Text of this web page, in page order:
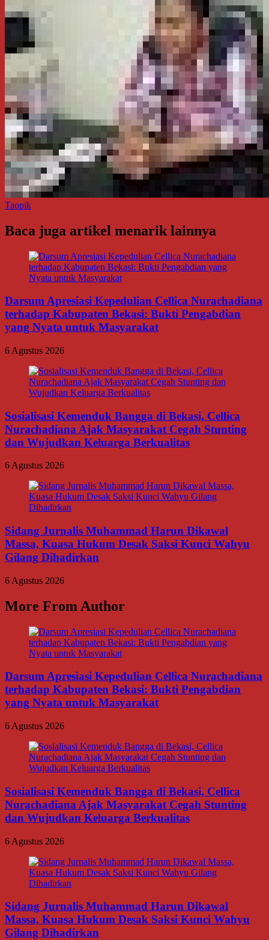
Taopik
Baca juga artikel menarik lainnya
Darsum Apresiasi Kepedulian Cellica Nurachadiana
terhadap Kabupaten Bekasi: Bukti Pengabdian
yang Nyata untuk Masyarakat
6 Agustus 2026
Sosialisasi Kemenduk Bangga di Bekasi, Cellica
Nurachadiana Ajak Masyarakat Cegah Stunting
dan Wujudkan Keluarga Berkualitas
6 Agustus 2026
Sidang Jurnalis Muhammad Harun Dikawal
Massa, Kuasa Hukum Desak Saksi Kunci Wahyu
Gilang Dihadirkan
6 Agustus 2026
More From Author
Darsum Apresiasi Kepedulian Cellica Nurachadiana
terhadap Kabupaten Bekasi: Bukti Pengabdian
yang Nyata untuk Masyarakat
6 Agustus 2026
Sosialisasi Kemenduk Bangga di Bekasi, Cellica
Nurachadiana Ajak Masyarakat Cegah Stunting
dan Wujudkan Keluarga Berkualitas
6 Agustus 2026
Sidang Jurnalis Muhammad Harun Dikawal
Massa, Kuasa Hukum Desak Saksi Kunci Wahyu
Gilang Dihadirkan